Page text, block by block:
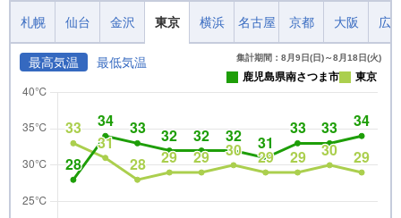
札幌 仙台 金沢 東京 横浜 名古屋 京都 大阪 広
最高気温 最低気温 集計期間：8月9日(日)～8月18日(火)
鹿児島県南さつま市 東京